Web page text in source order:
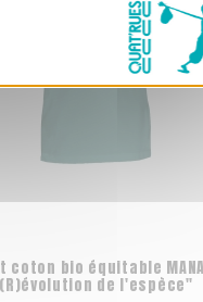
coton bio équitable
(R)évolution de l'espèce"